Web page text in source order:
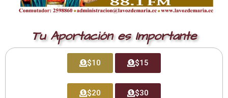
Tu Aportación es Importante
$10 $15
$20 $30